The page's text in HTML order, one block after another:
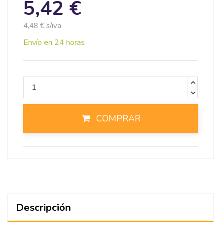
5,42 €
4,48 € s/iva
Envío en 24 horas
COMPRAR
Descripción